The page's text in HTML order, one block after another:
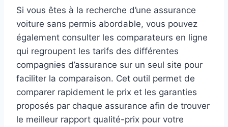
Si vous êtes à la recherche d’une assurance
voiture sans permis abordable, vous pouvez
également consulter les comparateurs en ligne
qui regroupent les tarifs des différentes
compagnies d’assurance sur un seul site pour
faciliter la comparaison. Cet outil permet de
comparer rapidement le prix et les garanties
proposés par chaque assurance afin de trouver
le meilleur rapport qualité-prix pour votre